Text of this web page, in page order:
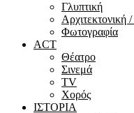
Γλυπτική
Αρχιτεκτονική
Φωτογραφία
ACT
Θέατρο
Σινεμά
ΤV
Χορός
ΙΣΤΟΡΙΑ